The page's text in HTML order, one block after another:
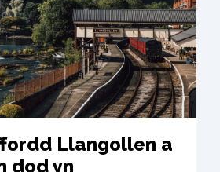
Llangollen a
dod yn